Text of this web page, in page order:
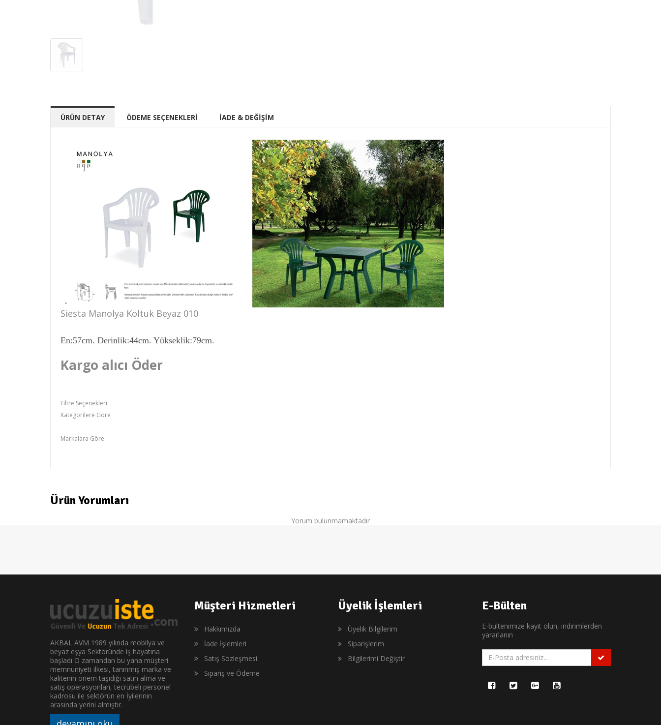
ÜRÜN DETAY ÖDEME SEÇENEKLERİ İADE & DEĞİŞİM
Siesta Manolya Koltuk Beyaz 010
En:57cm. Derinlik:44cm. Yükseklik:79cm.
Kargo alıcı Öder
Filtre Seçenekleri
Kategorilere Göre
Markalara Göre
Ürün Yorumları
Yorum bulunmamaktadır
AKBAL AVM 1989 yılında mobilya ve
beyaz eşya Sektöründe iş hayatına
başladı O zamandan bu yana müşteri
memnuniyeti ilkesi, tanınmış marka ve
kalitenin önem taşıdığı satın alma ve
satış operasyonları, tecrübeli personel
kadrosu ile sektörün en İyilerinin
arasında yerini almıştır.
Müşteri Hizmetleri
Hakkımızda
İade İşlemleri
Satış Sözleşmesi
Sipariş ve Ödeme
Üyelik İşlemleri
Üyelik Bilgilerim
Siparişlerim
Bilgilerimi Değiştir
E-Bülten
E-bültenimize kayıt olun, indirimlerden
yararlanın